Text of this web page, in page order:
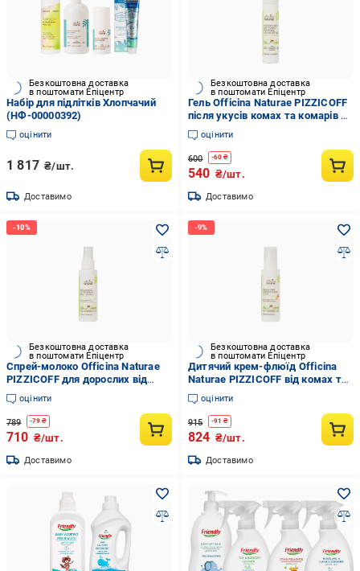
Безкоштовна доставка
в поштомати Епіцентр
Набір для підлітків Хлопчачий
(НФ-00000392)
оцінити
1 817 ₴/шт.
Доставимо
Безкоштовна доставка
в поштомати Епіцентр
Гель Officina Naturae PIZZICOFF
після укусів комах та комарів 20
мл
оцінити
600 -60 ₴
540 ₴/шт.
Доставимо
Безкоштовна доставка
в поштомати Епіцентр
Спрей-молоко Officina Naturae
PIZZICOFF для дорослих від
комах та комарів 100 мл
оцінити
789 -79 ₴
710 ₴/шт.
Доставимо
Безкоштовна доставка
в поштомати Епіцентр
Дитячий крем-флюїд Officina
Naturae PIZZICOFF від комах та
комарів 100 мл
оцінити
915 -91 ₴
824 ₴/шт.
Доставимо